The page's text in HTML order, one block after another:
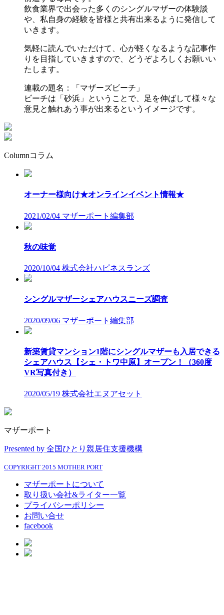
飲食業界で出会った多くのシングルマザーの体験談
や、私自身の経験を皆様と共有出来るように発信して
いきます。
気軽に読んでいただけて、心が軽くなるような記事作
りを目指していきますので、どうぞよろしくお願いい
たします。
連載の題名：「マザーズビーチ」
ビーチは「砂浜」ということで、足を伸ばして様々な
意見と触れあう事が出来るというイメージです。
Columnコラム
オーナー様向け★オンラインイベント情報★
2021/02/04 マザーポート編集部
秋の味覚
2020/10/04 株式会社ハピネスランズ
シングルマザーシェアハウスニーズ調査
2020/09/06 マザーポート編集部
新築賃貸マンション1階にシングルマザーも入居できる
シェアハウス【シェ・トワ中原】オープン！（360度
VR写真付き）
2020/05/19 株式会社エヌアセット
マザーポート
Presented by 全国ひとり親居住支援機構
COPYRIGHT 2015 MOTHER PORT
マザーポートについて
取り扱い会社&ライター一覧
プライバシーポリシー
お問い合せ
facebook